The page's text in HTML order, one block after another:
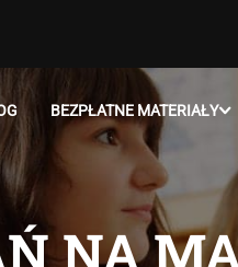
BEZPŁATNE MATERIAŁY
NA